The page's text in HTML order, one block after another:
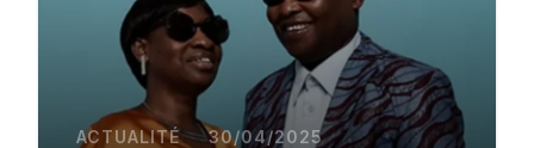
ACTUALITÉ 30/04/2025